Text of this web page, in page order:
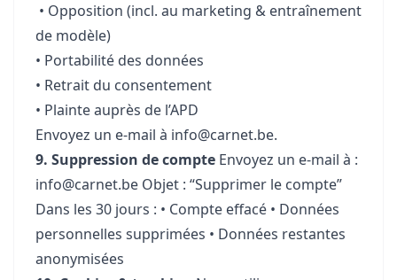
• Opposition (incl. au marketing & entraînement
de modèle)
• Portabilité des données
• Retrait du consentement
• Plainte auprès de l’APD
Envoyez un e-mail à info@carnet.be.
9. Suppression de compte Envoyez un e-mail à :
info@carnet.be Objet : “Supprimer le compte”
Dans les 30 jours : • Compte effacé • Données
personnelles supprimées • Données restantes
anonymisées